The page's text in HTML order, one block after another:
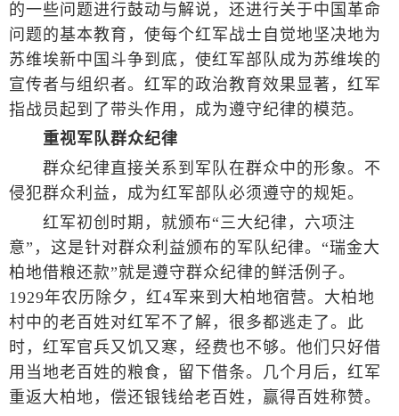
的一些问题进行鼓动与解说，还进行关于中国革命
问题的基本教育，使每个红军战士自觉地坚决地为
苏维埃新中国斗争到底，使红军部队成为苏维埃的
宣传者与组织者。红军的政治教育效果显著，红军
指战员起到了带头作用，成为遵守纪律的模范。
重视军队群众纪律
群众纪律直接关系到军队在群众中的形象。不
侵犯群众利益，成为红军部队必须遵守的规矩。
红军初创时期，就颁布“三大纪律，六项注
意”，这是针对群众利益颁布的军队纪律。“瑞金大
柏地借粮还款”就是遵守群众纪律的鲜活例子。
1929年农历除夕，红4军来到大柏地宿营。大柏地
村中的老百姓对红军不了解，很多都逃走了。此
时，红军官兵又饥又寒，经费也不够。他们只好借
用当地老百姓的粮食，留下借条。几个月后，红军
重返大柏地，偿还银钱给老百姓，赢得百姓称赞。